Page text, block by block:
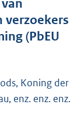
verzoekers
(PbEU
Koning der
enz. enz. enz.